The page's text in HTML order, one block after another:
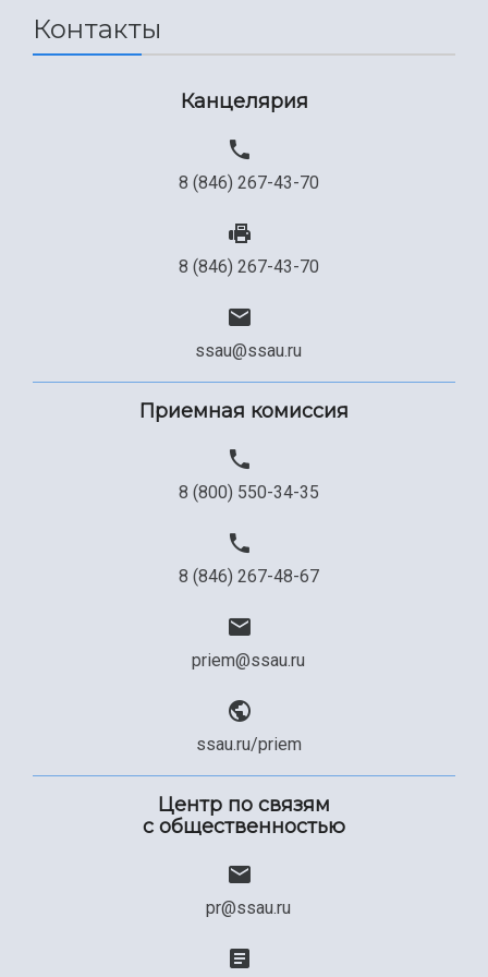
Сведения об образовательной организации
Официальные документы
Контакты
Канцелярия
8 (846) 267-43-70
8 (846) 267-43-70
ssau@ssau.ru
Приемная комиссия
8 (800) 550-34-35
8 (846) 267-48-67
priem@ssau.ru
ssau.ru/priem
Центр по связям
с общественностью
pr@ssau.ru